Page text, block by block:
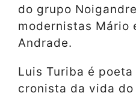
do grupo
modernistas Mário
Andrade.
Luis Turiba é
cronista da vida